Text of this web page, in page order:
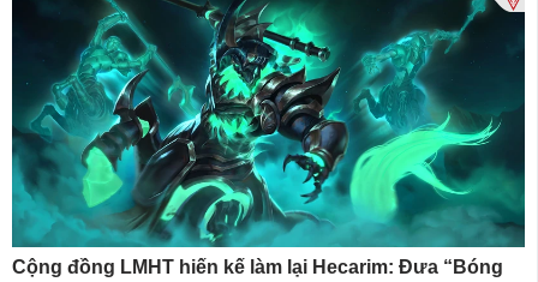
Cộng đồng LMHT hiến kế làm lại Hecarim: Đưa “Bóng